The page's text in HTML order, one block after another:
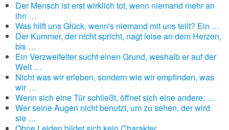
Der Mensch ist erst wirklich tot, wenn niemand mehr an
ihn …
Was hilft uns Glück, wenn's niemand mit uns teilt? Ein …
Der Kummer, der nicht spricht, nagt leise an dem Herzen,
bis …
Ein Verzweifelter sucht einen Grund, weshalb er auf der
Welt …
Nicht was wir erleben, sondern wie wir empfinden, was
wir …
Wenn sich eine Tür schließt, öffnet sich eine andere; …
Wer seine Augen nicht benutzt, um zu sehen, der wird
sie …